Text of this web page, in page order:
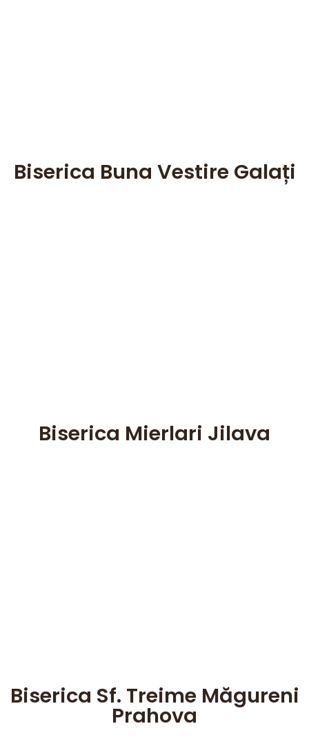
Biserica Buna Vestire Galați
Biserica Mierlari Jilava
Biserica Sf. Treime Măgureni
Prahova